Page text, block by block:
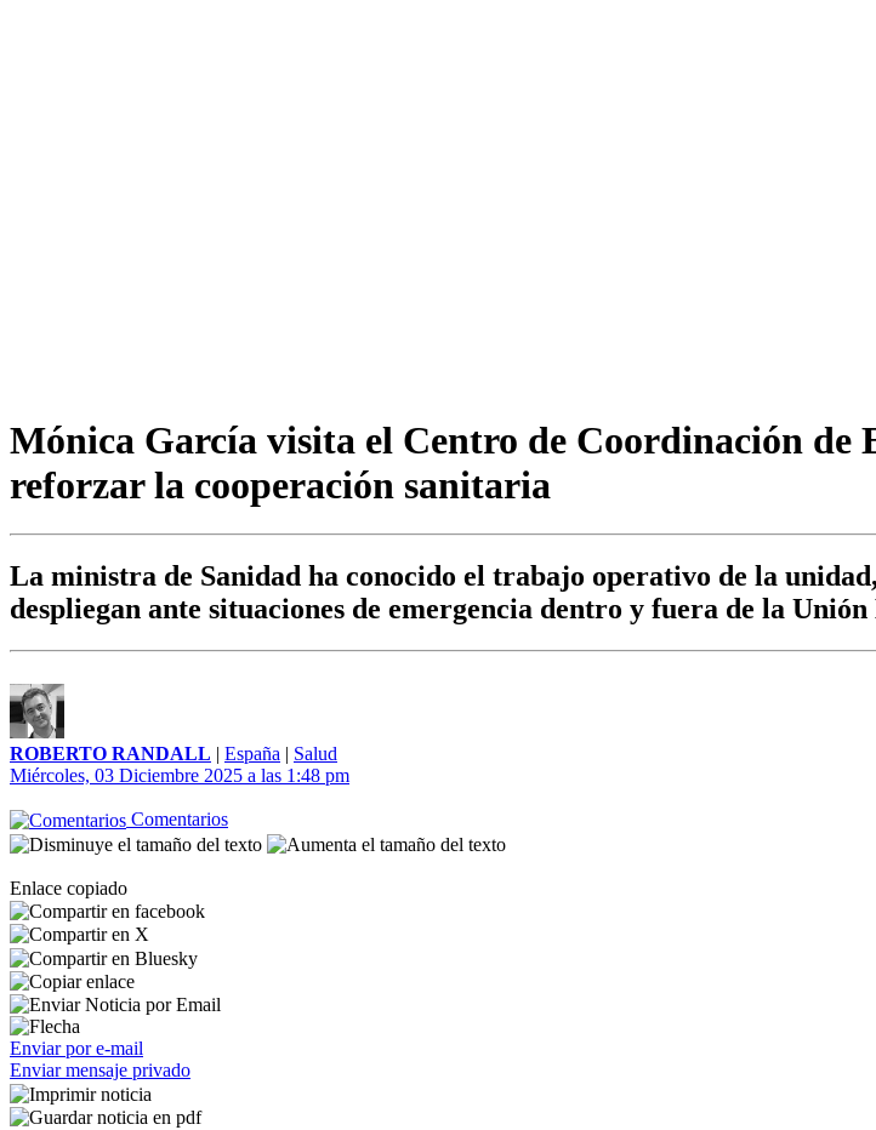
Mónica García visita el Centro de Coordinación de
reforzar la cooperación sanitaria
La ministra de Sanidad ha conocido el trabajo operativo de la
despliegan ante situaciones de emergencia dentro y fuera de la
ROBERTO RANDALL | España | Salud
Miércoles, 03 Diciembre 2025 a las 1:48 pm
Comentarios
Enlace copiado
Enviar por e-mail
Enviar mensaje privado